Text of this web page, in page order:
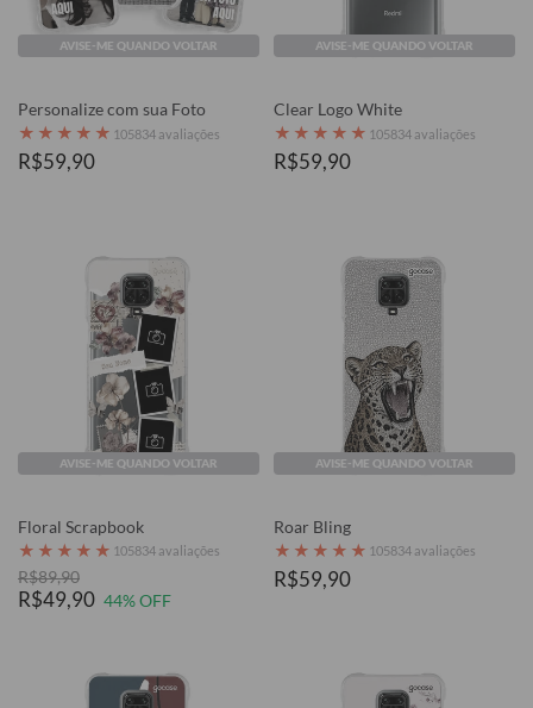
AVISE-ME QUANDO VOLTAR
Personalize com sua Foto
★ ★ ★ ★ ★ 105834 avaliações
R$59,90
AVISE-ME QUANDO VOLTAR
Clear Logo White
★ ★ ★ ★ ★ 105834 avaliações
R$59,90
AVISE-ME QUANDO VOLTAR
Floral Scrapbook
★ ★ ★ ★ ★ 105834 avaliações
R$89,90
R$49,90 44% OFF
AVISE-ME QUANDO VOLTAR
Roar Bling
★ ★ ★ ★ ★ 105834 avaliações
R$59,90